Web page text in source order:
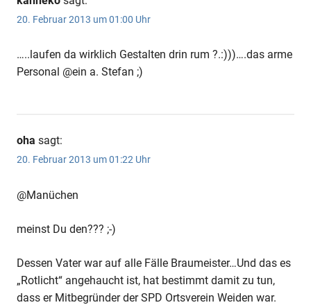
20. Februar 2013 um 01:00 Uhr
…..laufen da wirklich Gestalten drin rum ?.:)))….das arme
Personal @ein a. Stefan ;)
oha sagt:
20. Februar 2013 um 01:22 Uhr
@Manüchen
meinst Du den??? ;-)
Dessen Vater war auf alle Fälle Braumeister…Und das es
„Rotlicht“ angehaucht ist, hat bestimmt damit zu tun,
dass er Mitbegründer der SPD Ortsverein Weiden war.